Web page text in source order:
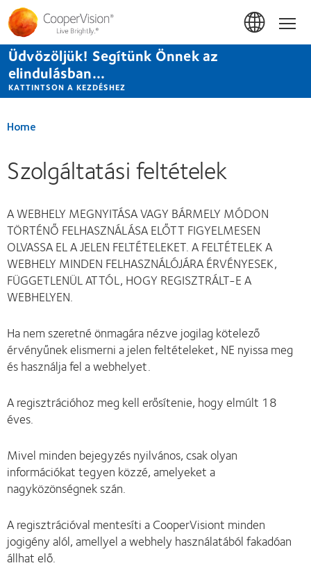
Ugrás
tartalomra
Üdvözöljük! Segítünk Önnek az
elindulásban...
KATTINTSON A KEZDÉSHEZ
Home
Szolgáltatási feltételek
A WEBHELY MEGNYITÁSA VAGY BÁRMELY MÓDON
TÖRTÉNŐ FELHASZNÁLÁSA ELŐTT FIGYELMESEN
OLVASSA EL A JELEN FELTÉTELEKET. A FELTÉTELEK A
WEBHELY MINDEN FELHASZNÁLÓJÁRA ÉRVÉNYESEK,
FÜGGETLENÜL ATTÓL, HOGY REGISZTRÁLT-E A
WEBHELYEN.
Ha nem szeretné önmagára nézve jogilag kötelező
érvényűnek elismerni a jelen feltételeket, NE nyissa meg
és használja fel a webhelyet.
A regisztrációhoz meg kell erősítenie, hogy elmúlt 18
éves.
Mivel minden bejegyzés nyilvános, csak olyan
információkat tegyen közzé, amelyeket a
nagyközönségnek szán.
A regisztrációval mentesíti a CooperVisiont minden
jogigény alól, amellyel a webhely használatából fakadóan
állhat elő.